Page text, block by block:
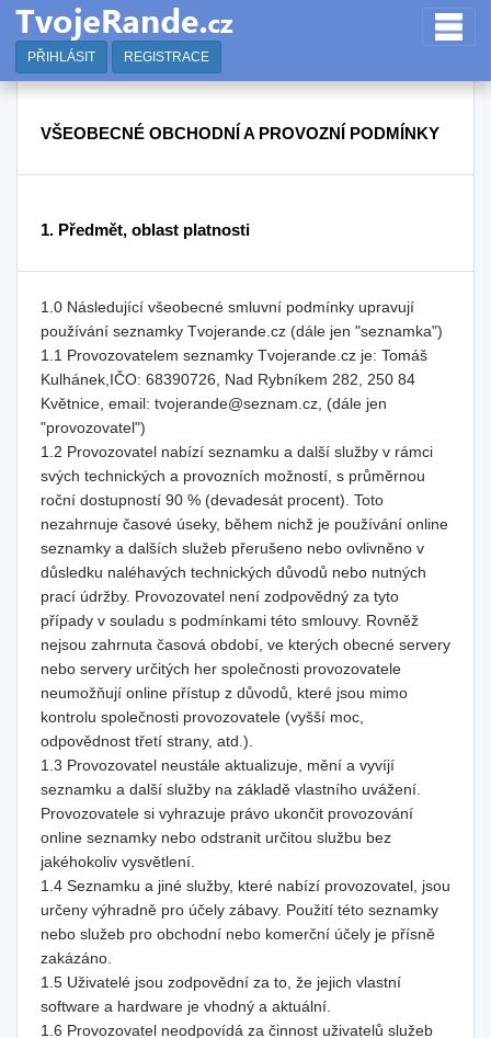
PŘIHLÁSIT REGISTRACE
VŠEOBECNÉ OBCHODNÍ A PROVOZNÍ PODMÍNKY
1. Předmět, oblast platnosti
1.0 Následující všeobecné smluvní podmínky upravují
používání seznamky Tvojerande.cz (dále jen "seznamka")
1.1 Provozovatelem seznamky Tvojerande.cz je: Tomáš
Kulhánek,IČO: 68390726, Nad Rybníkem 282, 250 84
Květnice, email: tvojerande@seznam.cz, (dále jen
"provozovatel")
1.2 Provozovatel nabízí seznamku a další služby v rámci
svých technických a provozních možností, s průměrnou
roční dostupností 90 % (devadesát procent). Toto
nezahrnuje časové úseky, během nichž je používání online
seznamky a dalších služeb přerušeno nebo ovlivněno v
důsledku naléhavých technických důvodů nebo nutných
prací údržby. Provozovatel není zodpovědný za tyto
případy v souladu s podmínkami této smlouvy. Rovněž
nejsou zahrnuta časová období, ve kterých obecné servery
nebo servery určitých her společnosti provozovatele
neumožňují online přístup z důvodů, které jsou mimo
kontrolu společnosti provozovatele (vyšší moc,
odpovědnost třetí strany, atd.).
1.3 Provozovatel neustále aktualizuje, mění a vyvíjí
seznamku a další služby na základě vlastního uvážení.
Provozovatele si vyhrazuje právo ukončit provozování
online seznamky nebo odstranit určitou službu bez
jakéhokoliv vysvětlení.
1.4 Seznamku a jiné služby, které nabízí provozovatel, jsou
určeny výhradně pro účely zábavy. Použití této seznamky
nebo služeb pro obchodní nebo komerční účely je přísně
zakázáno.
1.5 Uživatelé jsou zodpovědní za to, že jejich vlastní
software a hardware je vhodný a aktuální.
1.6 Provozovatel neodpovídá za činnost uživatelů služeb